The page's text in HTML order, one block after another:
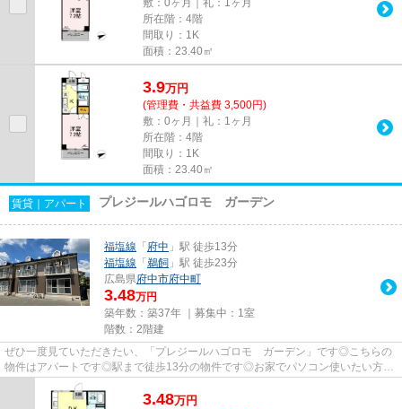
敷：0ヶ月｜礼：1ヶ月
所在階：4階
間取り：1K
面積：23.40㎡
3.9万円
(管理費・共益費 3,500円)
敷：0ヶ月｜礼：1ヶ月
所在階：4階
間取り：1K
面積：23.40㎡
賃貸｜アパート プレジールハゴロモ ガーデン
福塩線 「 府中 」駅 徒歩13分
福塩線 「 鵜飼 」駅 徒歩23分
広島県府中市府中町
3.48万円
築年数：築37年 ｜募集中： 1室
階数：2階建
ぜひ一度見ていただきたい、「プレジールハゴロモ ガーデン」です◎こちらの
物件はアパートです◎駅まで徒歩13分の物件です◎お家でパソコン使いたい方に
オススメ、ネット回線工事済み物...
3.48万円